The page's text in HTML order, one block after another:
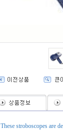
These stroboscopes are